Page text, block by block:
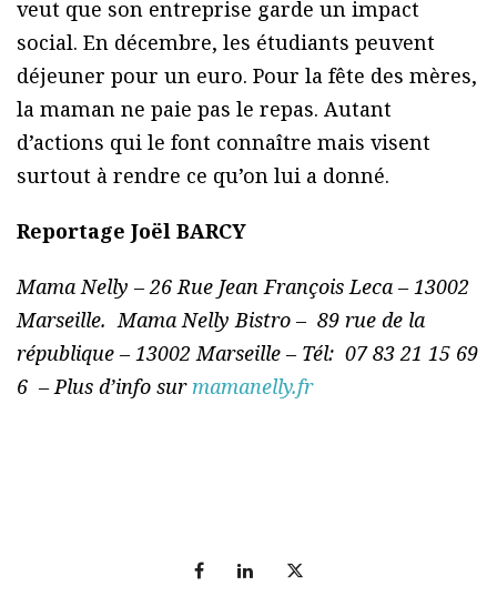
veut que son entreprise garde un impact
social. En décembre, les étudiants peuvent
déjeuner pour un euro. Pour la fête des mères,
la maman ne paie pas le repas. Autant
d’actions qui le font connaître mais visent
surtout à rendre ce qu’on lui a donné.
Reportage Joël BARCY
Mama Nelly – 26 Rue Jean François Leca – 13002
Marseille. Mama Nelly Bistro – 89 rue de la
république – 13002 Marseille – Tél: 07 83 21 15 69
6 – Plus d’info sur mamanelly.fr